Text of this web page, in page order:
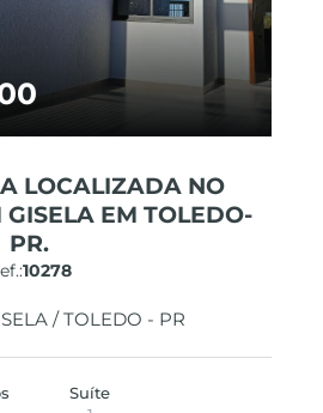
LOCALIZADA NO
EM TOLEDO-
PR.
10278
/ TOLEDO - PR
Suíte